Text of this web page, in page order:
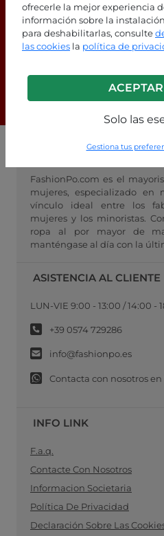
ofrecerle la mejor experiencia
información sobre la
para deshabilitarlas, consulte
las cookies la política de
Solo las
Gestiona tus
¿Estás
¡Consulta
FashionPo.com es el
mujeres, especializado en
vínculo ideal entre los
mujeres y los minoristas.
ropa al por mayor de
manténgase al día con la
ASISTENCIA AL CLIENTE
LUN-VIE 9:00 - 13:00 / 14:00 -
+39 0574 729286
info@fashionpo.es
Contacta con nosotros
INFO LINK
F.a.q.
Contacte Con Nosotros
Informacion Societaria
Política De Privacidad
Declaración Sobre Las